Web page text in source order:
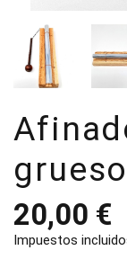
grueso
20,00 €
Impuestos